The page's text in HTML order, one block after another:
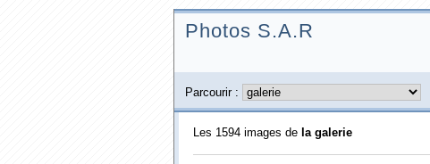
Photos S.A.R
Parcourir :
Les 1594 images de la galerie